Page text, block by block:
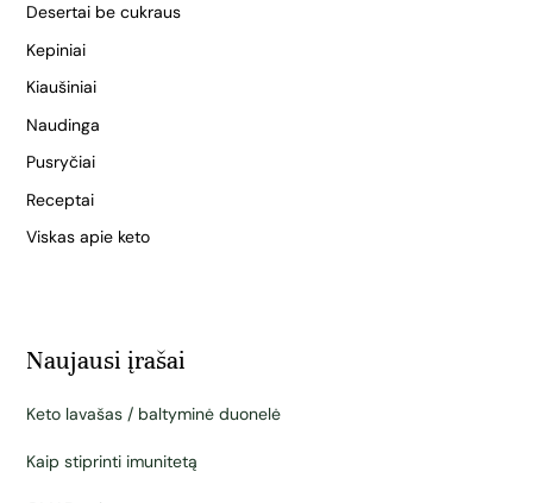
Desertai be cukraus
Kepiniai
Kiaušiniai
Naudinga
Pusryčiai
Receptai
Viskas apie keto
Naujausi įrašai
Keto lavašas / baltyminė duonelė
Kaip stiprinti imunitetą